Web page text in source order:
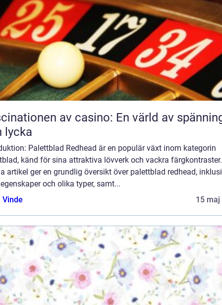
av casino: En värld av
lycka
Palettblad Redhead är en populär växt inom kategorin
känd för sina attraktiva lövverk och vackra färgkontraster.
artikel ger en grundlig översikt över palettblad redhead,
och olika typer, samt...
Vinde
15 maj